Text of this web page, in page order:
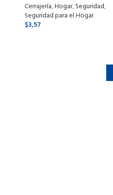
Cerrajería,Hogar,Seguridad,
Seguridad para el Hogar
$3,57